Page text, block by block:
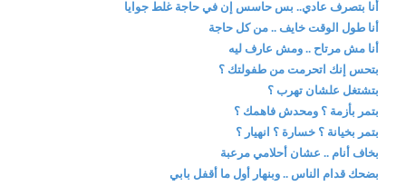
أنا بتصرف عادي.. بس حاسس إن في حاجة غلط جوايا
أنا طول الوقت خايف .. من كل حاجة
أنا مش مرتاح .. ومش عارف ليه
بتحس إنك اتحرمت من طفولتك ؟
بتشتغل علشان تهرب ؟
بتمر بأزمة ؟ ومحدش فاهمك ؟
بتمر بخيانة ؟ خسارة ؟ انهيار ؟
بخاف أنام .. عشان أحلامي مرعبة
بضحك قدام الناس .. وبنهار أول ما أقفل بابي